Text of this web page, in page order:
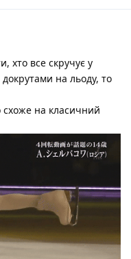
хто все скручує у
докрутами на льоду, то
на класичний